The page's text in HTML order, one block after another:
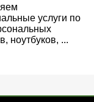
услуги по
ноутбуков, ...